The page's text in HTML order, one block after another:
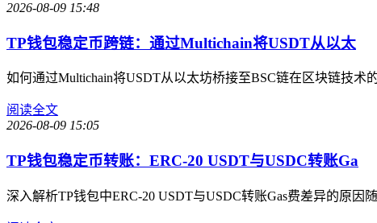
2026-08-09 15:48
TP钱包稳定币跨链：通过Multichain将USDT从以太
如何通过Multichain将USDT从以太坊桥接至BSC链在区块链技
阅读全文
2026-08-09 15:05
TP钱包稳定币转账：ERC-20 USDT与USDC转账Ga
深入解析TP钱包中ERC-20 USDT与USDC转账Gas费差异的原